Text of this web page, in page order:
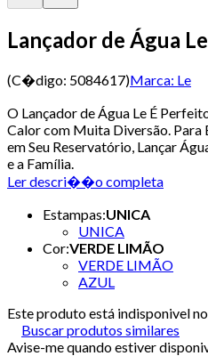
Lançador de Água Le
(C�digo: 5084617)Marca: Le
O Lançador de Água Le É
Calor com Muita Diversão. Para
em Seu Reservatório, Lançar
e a Família.
Ler descri��o completa
Estampas:UNICA
UNICA
Cor:VERDE LIMÃO
VERDE LIMÃO
AZUL
Este produto está indisponivel
Buscar produtos similares
Avise-me quando estiver